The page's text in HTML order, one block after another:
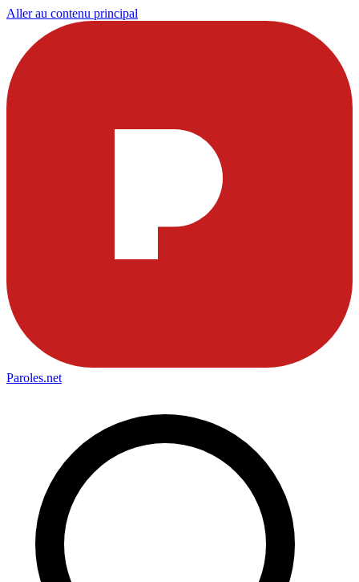
Aller au contenu principal
Paroles.net